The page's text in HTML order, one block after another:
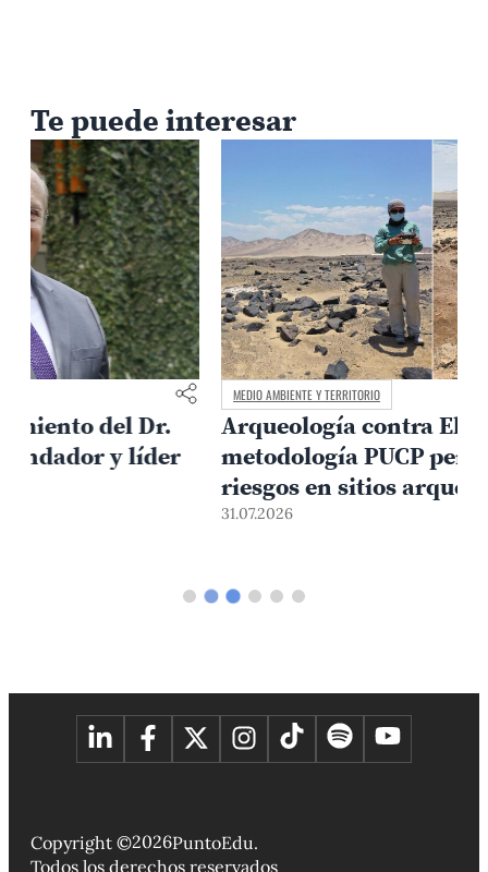
Te puede interesar
MEDIO AMBIENTE Y TERRITORIO
Arqueología contra El Niño:
metodología PUCP permite anticipar
riesgos en sitios arqueológicos
Copyright ©2026PuntoEdu.
Todos los derechos reservados